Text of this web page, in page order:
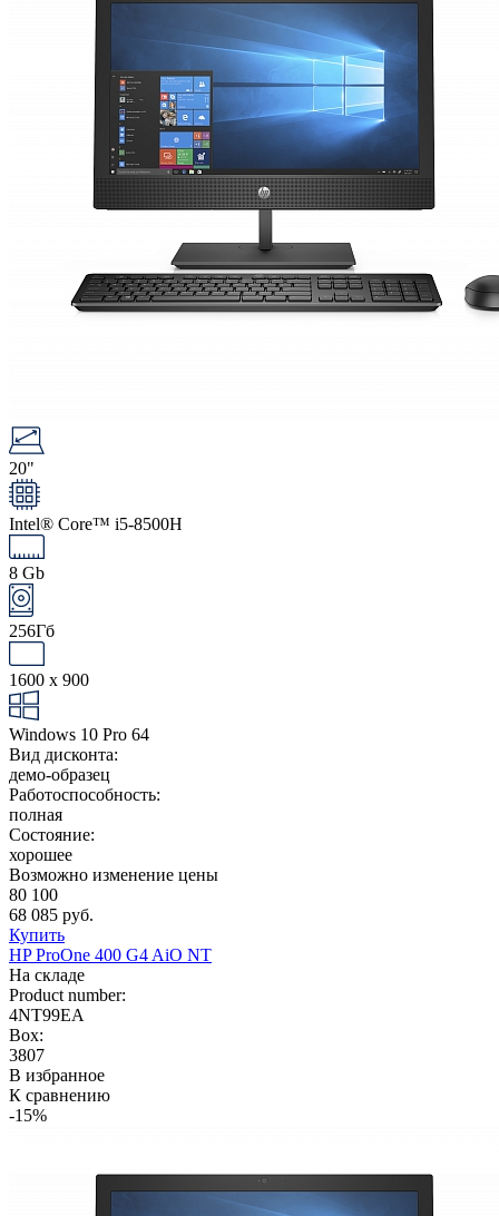
20"
Intel® Core™ i5-8500H
8 Gb
256Гб
1600 x 900
Windows 10 Pro 64
Вид дисконта:
демо-образец
Работоспособность:
полная
Состояние:
хорошее
Возможно изменение цены
80 100
68 085 руб.
Купить
HP ProOne 400 G4 AiO NT
На складе
Product number:
4NT99EA
Box:
3807
В избранное
К сравнению
-15%